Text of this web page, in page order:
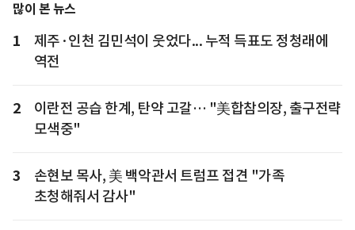
많이 본 뉴스
1
제주·인천 김민석이 웃었다... 누적 득표도 정청래에
역전
2
이란전 공습 한계, 탄약 고갈… "美합참의장, 출구전략
모색중"
3
손현보 목사, 美 백악관서 트럼프 접견 "가족
초청해줘서 감사"